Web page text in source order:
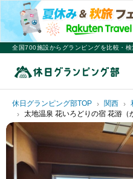
全国700施設からグランピングを比較・
休日グランピング部TOP 関西
太地温泉 花いろどりの宿 花游（